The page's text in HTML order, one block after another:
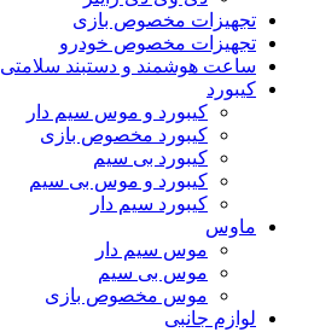
تجهیزات مخصوص بازی
تجهیزات مخصوص خودرو
ساعت هوشمند و دستبند سلامتی
کیبورد
کیبورد و موس سیم دار
کیبورد مخصوص بازی
کیبورد بی سیم
کیبورد و موس بی سیم
کیبورد سیم دار
ماوس
موس سیم دار
موس بی سیم
موس مخصوص بازی
لوازم جانبی